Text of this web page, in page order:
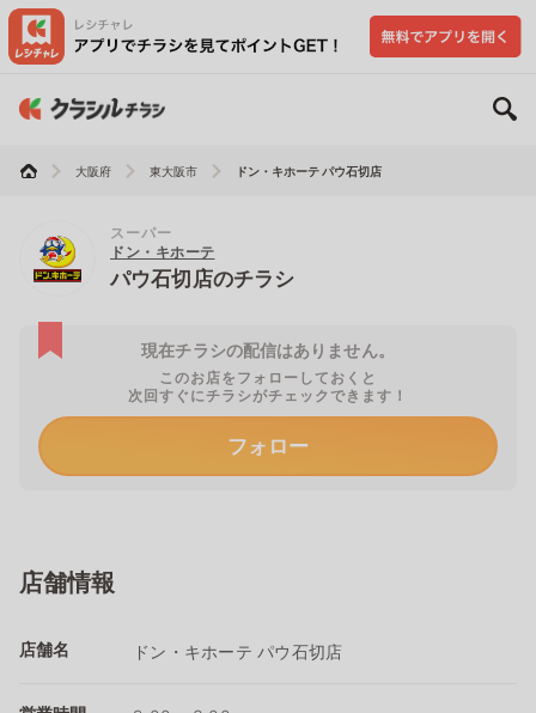
大阪府 東大阪市 ドン・キホーテ パウ石切店
スーパー
ドン・キホーテ
パウ石切店のチラシ
現在チラシの配信はありません。
このお店をフォローしておくと
次回すぐにチラシがチェックできます！
フォロー
店舗情報
店舗名 ドン・キホーテ パウ石切店